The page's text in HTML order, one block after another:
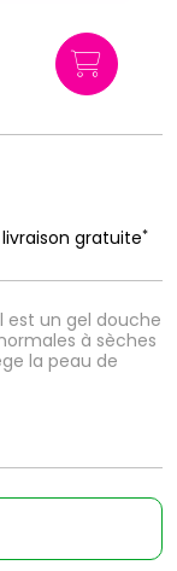
est un gel douche
à sèches
la peau de
gratuite*